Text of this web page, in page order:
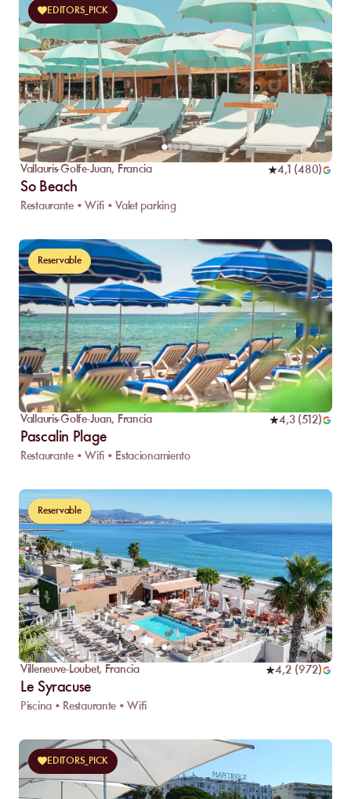
EDITORS_PICK
Vallauris-Golfe-Juan, Francia 4,1 (480)
So Beach
Restaurante • Wifi • Valet parking
Reservable
Vallauris-Golfe-Juan, Francia 4,3(512)
Pascalin Plage
Restaurante • Wifi • Estacionamiento
Reservable
Villeneuve-Loubet, Francia 4,2 (972)
Le Syracuse
Piscina • Restaurante • Wifi
EDITORS_PICK